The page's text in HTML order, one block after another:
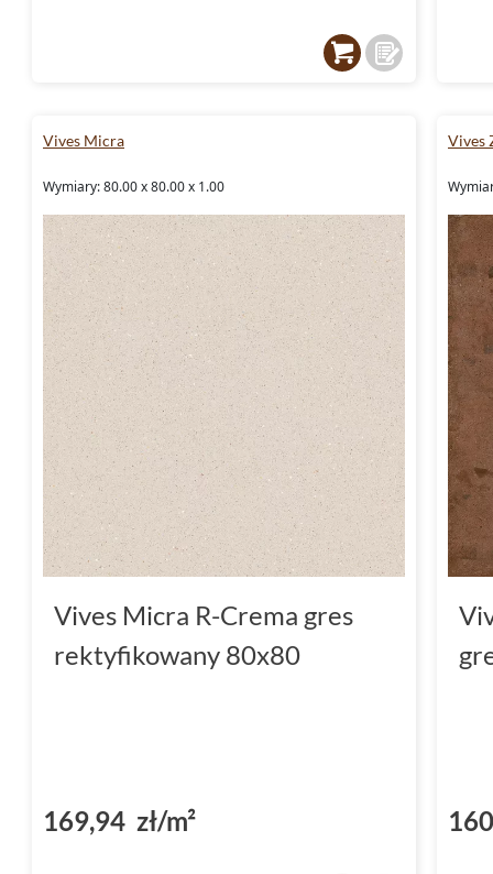
Vives Micra
Wymiary: 80.00 x 80.00 x 1.00
Vives Micra R-Crema gres
rektyfikowany 80x80
169,94 zł/m²
Vives